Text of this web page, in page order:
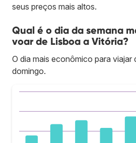
seus preços mais altos.
Qual é o dia da semana
voar de Lisboa a Vitória?
O dia mais econômico para viajar
domingo.